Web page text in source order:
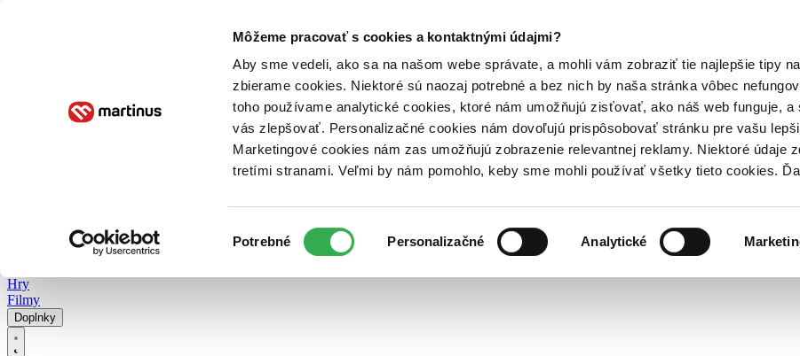
Môžeme pracovať s cookies a kontaktnými údajmi?
Aby sme vedeli, ako sa na našom webe správate, a mohli vám zobraziť tie najlepšie tipy
zbierame cookies. Niektoré sú naozaj potrebné a bez nich by naša stránka vôbec
toho používame analytické cookies, ktoré nám umožňujú zisťovať, ako náš web funguje, a
vás zlepšovať. Personalizačné cookies nám dovoľujú prispôsobovať stránku pre vašu
Marketingové cookies nám zas umožňujú zobrazenie relevantnej reklamy. Niektoré údaje
tretími stranami. Veľmi by nám pomohlo, keby sme mohli používať všetky tieto cookies.
súhlasu
Potrebné Personalizačné Analytické
Poukážky Kontakt
Hry
Filmy
Doplnky